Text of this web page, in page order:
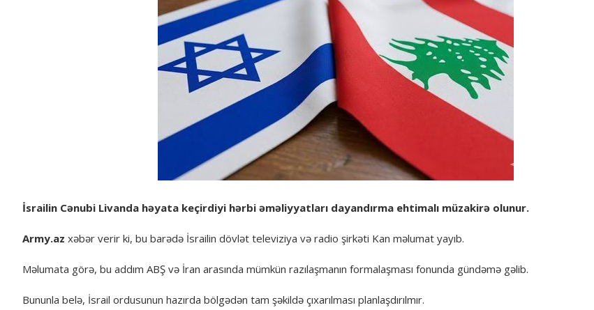
İsrailin Cənubi Livanda həyata keçirdiyi hərbi əməliyyatları dayandırma ehtimalı müzakirə olunur.
Army.az xəbər verir ki, bu barədə İsrailin dövlət televiziya və radio şirkəti Kan məlumat yayıb.
Məlumata görə, bu addım ABŞ və İran arasında mümkün razılaşmanın formalaşması fonunda gündəmə gəlib.
Bununla belə, İsrail ordusunun hazırda bölgədən tam şəkildə çıxarılması planlaşdırılmır.